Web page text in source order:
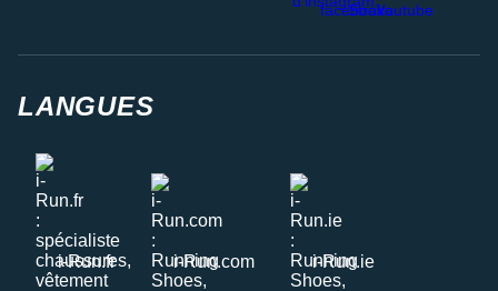
LANGUES
i-Run.fr i-Run.com i-Run.ie